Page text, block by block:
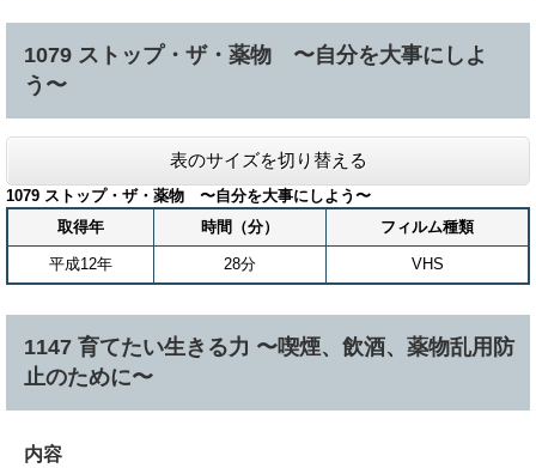
1079 ストップ・ザ・薬物 〜自分を大事にしよ
う〜
表のサイズを切り替える
1079 ストップ・ザ・薬物 〜自分を大事にしよう〜
取得年
時間（分） フィルム種類
平成12年 28分 VHS
1147 育てたい生きる力 〜喫煙、飲酒、薬物乱用防
止のために〜
内容